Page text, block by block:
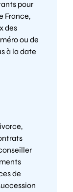
pour
France,
des
ou de
à la date
de